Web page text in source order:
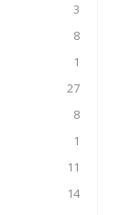
3
8
1
27
8
1
11
14